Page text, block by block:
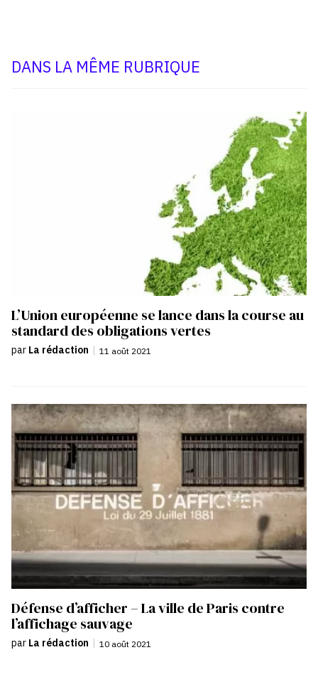
DANS LA MÊME RUBRIQUE
L’Union européenne se lance dans la course au
standard des obligations vertes
par La rédaction | 11 août 2021
Défense d’afficher – La ville de Paris contre
l’affichage sauvage
par La rédaction | 10 août 2021